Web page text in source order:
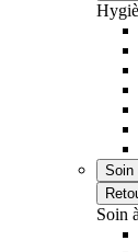
Soin
Soin